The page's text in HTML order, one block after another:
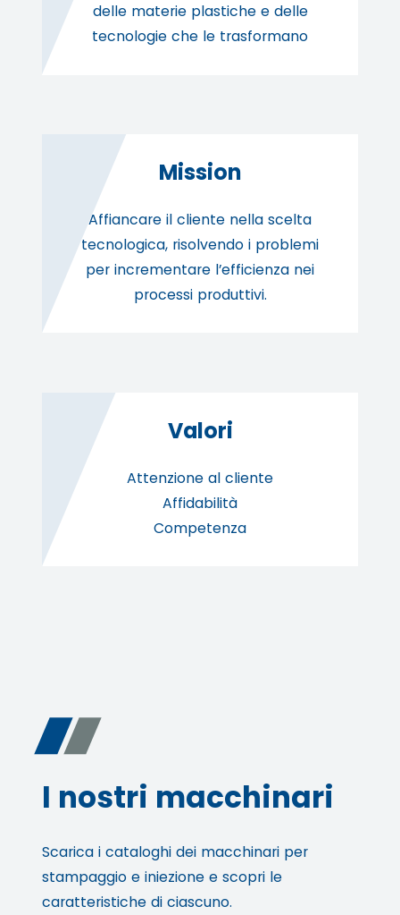
delle materie plastiche e delle
tecnologie che le trasformano
Mission
Affiancare il cliente nella scelta
tecnologica, risolvendo i problemi
per incrementare l’efficienza nei
processi produttivi.
Valori
Attenzione al cliente
Affidabilità
Competenza
I nostri macchinari
Scarica i cataloghi dei macchinari per
stampaggio e iniezione e scopri le
caratteristiche di ciascuno.